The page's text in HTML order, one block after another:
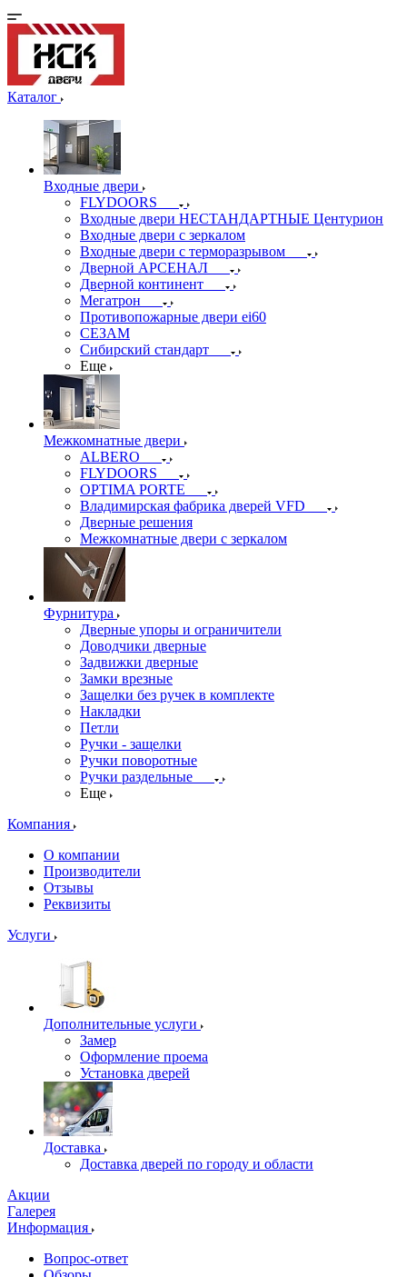
Каталог
Входные двери
FLYDOORS
Входные двери НЕСТАНДАРТНЫЕ Центурион
Входные двери с зеркалом
Входные двери с терморазрывом
Дверной АРСЕНАЛ
Дверной континент
Мегатрон
Противопожарные двери ei60
СЕЗАМ
Сибирский стандарт
Еще
Межкомнатные двери
ALBERO
FLYDOORS
OPTIMA PORTE
Владимирская фабрика дверей VFD
Дверные решения
Межкомнатные двери c зеркалом
Фурнитура
Дверные упоры и ограничители
Доводчики дверные
Задвижки дверные
Замки врезные
Защелки без ручек в комплекте
Накладки
Петли
Ручки - защелки
Ручки поворотные
Ручки раздельные
Еще
Компания
О компании
Производители
Отзывы
Реквизиты
Услуги
Дополнительные услуги
Замер
Оформление проема
Установка дверей
Доставка
Доставка дверей по городу и области
Акции
Галерея
Информация
Вопрос-ответ